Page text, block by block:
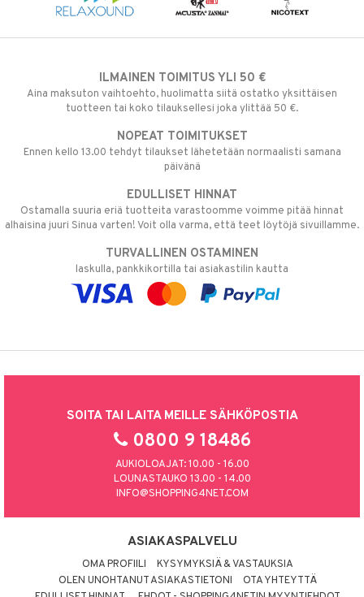
ILMAINEN TOIMITUS YLI 50 €
Aina maksuton vaihtoehto, huolimatta siitä ostatko yksittäisen
tuotteen tai koko tilauksellesi joka ylittää 50 €.
NOPEAT TOIMITUKSET
Ennen kello 13.00 tehdyt tilaukset lähetetään normaalisti samana
päivänä
EDULLISET HINNAT
Ostamalla suuria eriä tuotteita varastoomme voimme pitää hinnat
alhaisina juuri Sinua varten! Voit olla varma, että teet löytöjä sivuillamme.
TURVALLINEN OSTAMINEN
laskulla, pankkikortilla tai asiakastilin kautta
SOITA TAI LAITA MEILLE SÄHKÖPOSTIA
0800 9 18486
AUKIOLOAJAT: 10.00 - 16.00
LOUNASTAUKO 13.00 - 14.00
INFO@SHOPPING4NET.COM
ASIAKASPALVELU
OMA PROFIILI
KYSYMYKSIÄ & VASTAUKSIA
OLEN UNOHTANUT ASIAKASTIETONI
OTA YHTEYTTÄ